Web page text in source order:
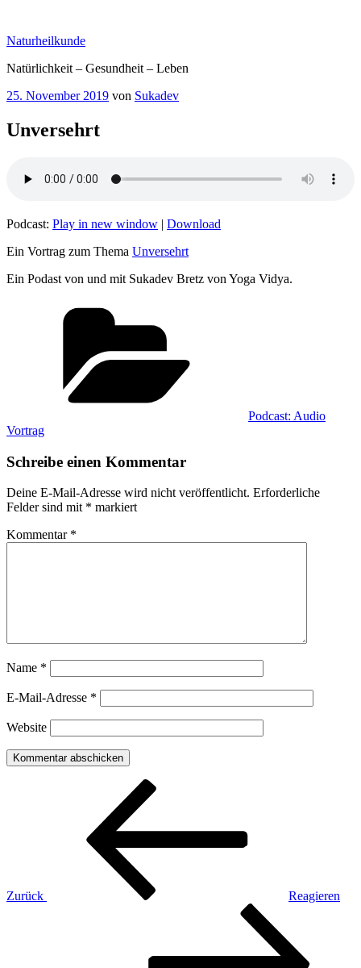
springen
Naturheilkunde
Natürlichkeit – Gesundheit – Leben
Veröffentlicht
25. November 2019 von Sukadev
Unversehrt
Podcast: Play in new window | Download
Ein Vortrag zum Thema Unversehrt
Ein Podast von und mit Sukadev Bretz von Yoga Vidya.
Podcast: Audio
Vortrag
Schreibe einen Kommentar
Deine E-Mail-Adresse wird nicht veröffentlicht. Erforderliche
Felder sind mit * markiert
Kommentar *
Name *
E-Mail-Adresse *
Website
Beitragsnavigation
Zurück
Reagieren